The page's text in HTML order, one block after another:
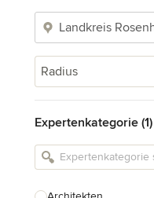
Radius
Expertenkategorie (1)